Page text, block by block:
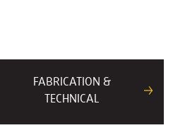
FABRICATION &
TECHNICAL